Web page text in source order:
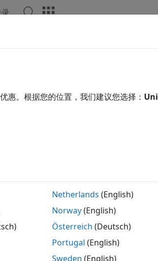
惠。根据您的位置，我们建议您选择：
Netherlands (English)
Norway(English)
Österreich (Deutsch)
Portugal (English)
Sweden (English)